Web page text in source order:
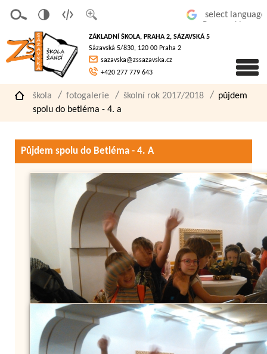
písmo
á
verze
pro
slaboz
raké
ZÁKLADNÍ ŠKOLA, PRAHA 2, SÁZAVSKÁ 5
Sázavská 5/830, 120 00 Praha 2
sazavska@zssazavska.cz
+420 277 779 643
škola fotogalerie školní rok 2017/2018
půjdem
spolu do betléma - 4. a
Půjdem spolu do Betléma - 4. A